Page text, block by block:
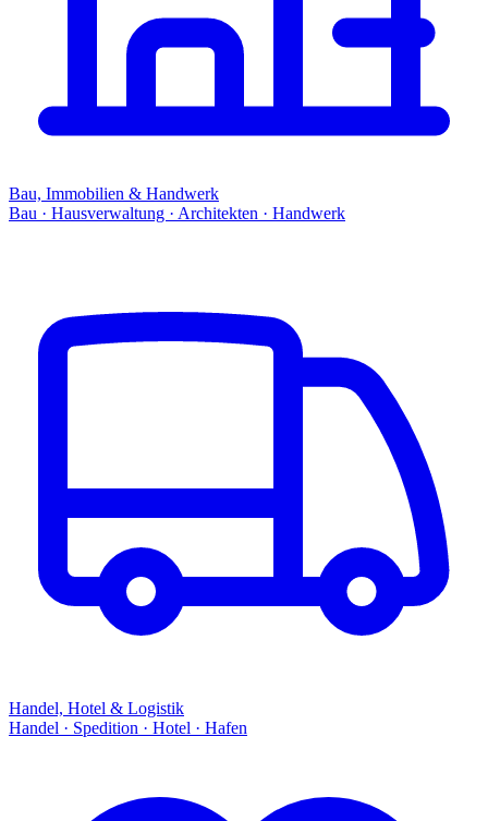
Bau, Immobilien & Handwerk
Bau · Hausverwaltung · Architekten · Handwerk
Handel, Hotel & Logistik
Handel · Spedition · Hotel · Hafen